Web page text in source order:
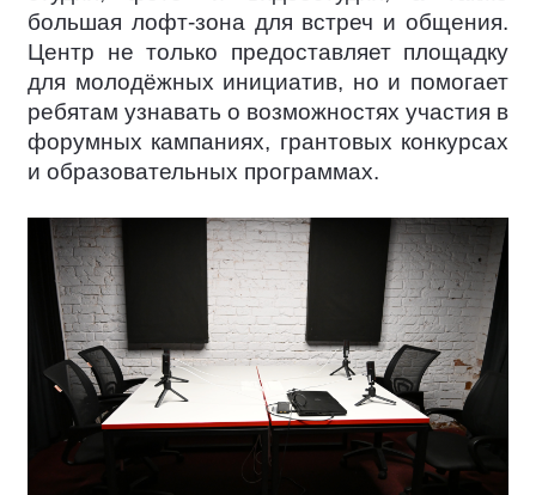
большая лофт-зона для встреч и общения.
Центр не только предоставляет площадку
для молодёжных инициатив, но и помогает
ребятам узнавать о возможностях участия в
форумных кампаниях, грантовых конкурсах
и образовательных программах.